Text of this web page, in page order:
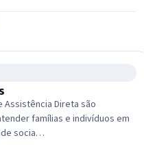
Assistência Direta são
famílias e indivíduos em
socia…